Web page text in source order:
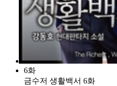
6화
금수저 생활백서 6화